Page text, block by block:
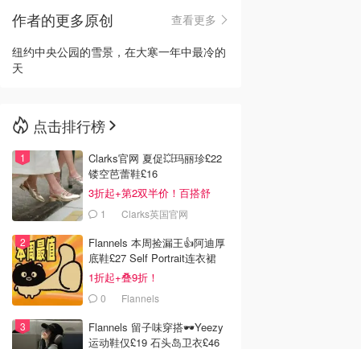
🇳🇿新西兰
作者的更多原创
查看更多
纽约中央公园的雪景，在大寒一年中最冷的
天
点击排行榜
Clarks官网 夏促💥玛丽珍£22
镂空芭蕾鞋£16
3折起+第2双半价！百搭舒
服！1 Clarks英国官网
Flannels 本周捡漏王👍阿迪厚
底鞋£27 Self Portrait连衣裙
£63
1折起+叠9折！
0 Flannels
Flannels 留子味穿搭🕶️Yeezy
运动鞋仅£19 石头岛卫衣£46